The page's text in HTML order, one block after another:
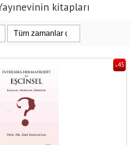
kitapları
%45